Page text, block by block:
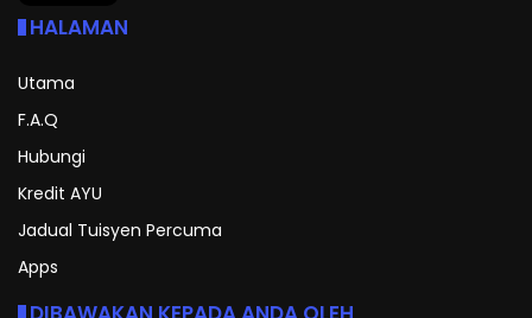
HALAMAN
Utama
F.A.Q
Hubungi
Kredit AYU
Jadual Tuisyen Percuma
Apps